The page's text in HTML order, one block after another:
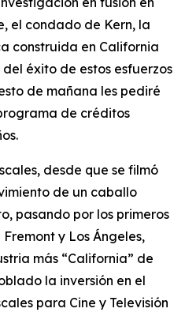
el condado de Kern, la
construida en California
éxito de estos esfuerzos
de mañana les pediré
de créditos
desde que se filmó
de un caballo
pasando por los primeros
y Los Ángeles,
más “California” de
la inversión en el
para Cine y Televisión